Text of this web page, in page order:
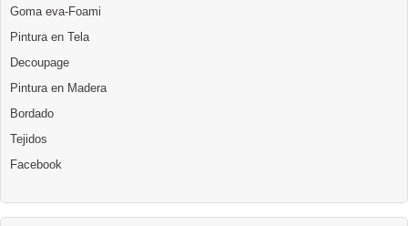
Goma eva-Foami
Pintura en Tela
Decoupage
Pintura en Madera
Bordado
Tejidos
Facebook